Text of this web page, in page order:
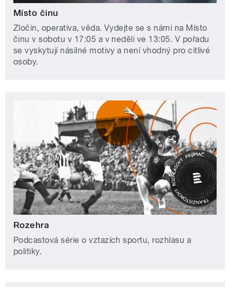
Místo činu
Zločin, operativa, věda. Vydejte se s námi na Místo
činu v sobotu v 17:05 a v neděli ve 13:05. V pořadu
se vyskytují násilné motivy a není vhodný pro citlivé
osoby.
Rozehra
Podcastová série o vztazích sportu, rozhlasu a
politiky.